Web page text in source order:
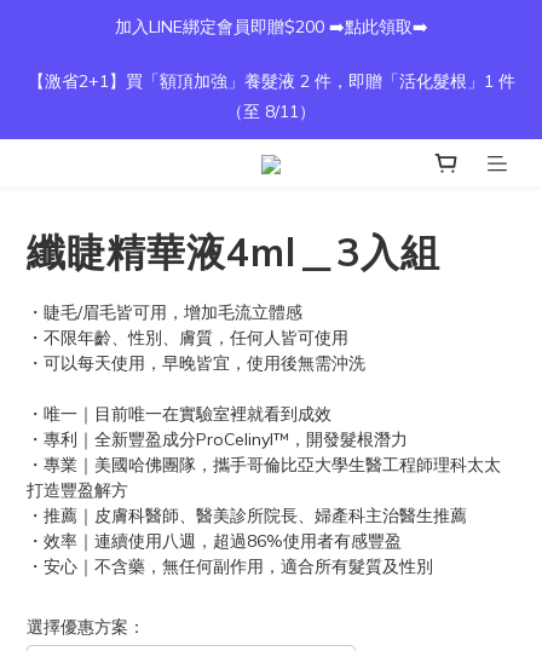
加入LINE綁定會員即贈$200 ➡️點此領取➡️
【激省2+1】買「額頂加強」養髮液 2 件，即贈「活化髮根」1 件
（至 8/11）
纖睫精華液4ml＿3入組
・睫毛/眉毛皆可用，增加毛流立體感
・不限年齡、性別、膚質，任何人皆可使用
・可以每天使用，早晚皆宜，使用後無需沖洗
・唯一｜目前唯一在實驗室裡就看到成效
・專利｜全新豐盈成分ProCelinyl™，開發髮根潛力
・專業｜美國哈佛團隊，攜手哥倫比亞大學生醫工程師理科太太
打造豐盈解方
・推薦｜皮膚科醫師、醫美診所院長、婦產科主治醫生推薦
・效率｜連續使用八週，超過86%使用者有感豐盈
・安心｜不含藥，無任何副作用，適合所有髮質及性別
選擇優惠方案：